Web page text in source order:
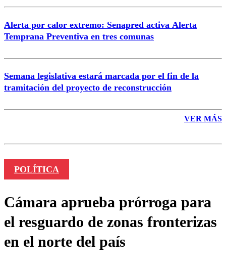
Alerta por calor extremo: Senapred activa Alerta
Temprana Preventiva en tres comunas
Semana legislativa estará marcada por el fin de la
tramitación del proyecto de reconstrucción
VER MÁS
POLÍTICA
Cámara aprueba prórroga para
el resguardo de zonas fronterizas
en el norte del país